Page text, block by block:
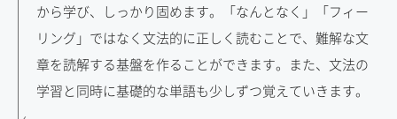
から学び、しっかり固めます。「なんとなく」「フィー
リング」ではなく文法的に正しく読むことで、難解な文
章を読解する基盤を作ることができます。また、文法の
学習と同時に基礎的な単語も少しずつ覚えていきます。